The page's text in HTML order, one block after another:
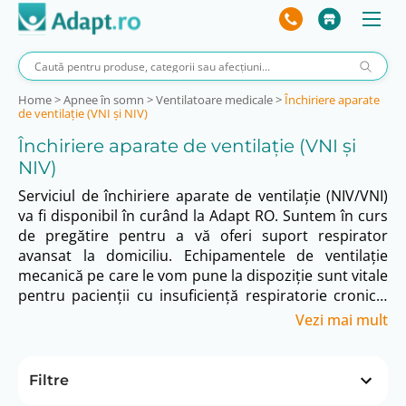
Home>Apnee în somn >Ventilatoare medicale>Închiriere aparate
de ventilație (VNI și NIV)
Închiriere aparate de ventilație (VNI și
NIV)
Serviciul de închiriere aparate de ventilație (NIV/VNI)
va fi disponibil în curând la Adapt RO. Suntem în curs
de pregătire pentru a vă oferi suport respirator
avansat la domiciliu. Echipamentele de ventilație
mecanică pe care le vom pune la dispoziție sunt vitale
pentru pacienții cu insuficiență respiratorie cronică.
Vor fi ventilatoare performante, sigure și ușor de
continuitatea tratamentului esențial în confortul
Vezi mai mult
Filtre